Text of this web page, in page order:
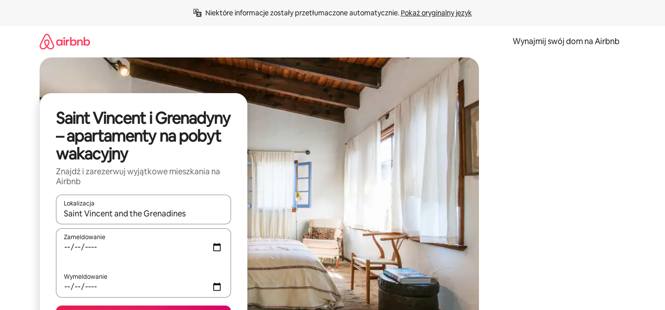
Niektóre informacje zostały przetłumaczone automatycznie. Pokaż oryginalny język
Wynajmij swój dom na Airbnb
Saint Vincent i Grenadyny
– apartamenty na pobyt
wakacyjny
Znajdź i zarezerwuj wyjątkowe mieszkania na
Airbnb
Lokalizacja
Gdy wyniki będą dostępne, możesz poruszać się po nich za pomocą klawiszy strzałek w górę i w dół lub przeglądać je za pomocą gestów dotykowych lub przesuwania.
Zameldowanie
Wymeldowanie